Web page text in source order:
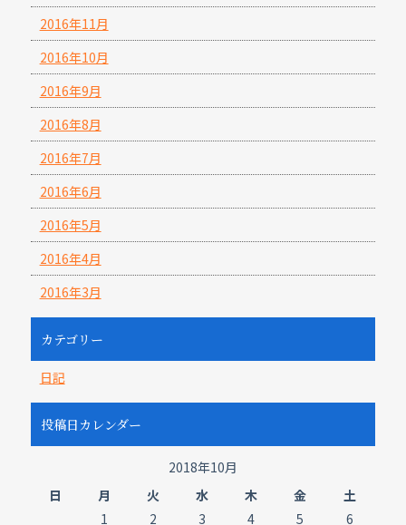
2016年11月
2016年10月
2016年9月
2016年8月
2016年7月
2016年6月
2016年5月
2016年4月
2016年3月
カテゴリー
日記
投稿日カレンダー
2018年10月
日
月 火 水 木 金
土
1
2 3 4 5 6